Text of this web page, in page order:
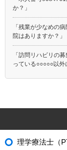
か？」
「残業が少なめの
院はありますか？」
「訪問リハビリの
っている○○○○○以外
理学療法士（